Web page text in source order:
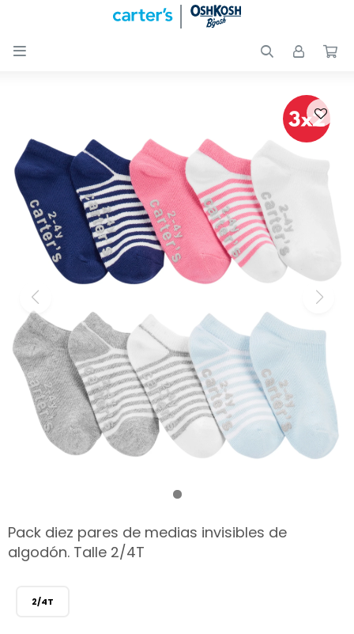

Pack diez pares de medias invisibles de
algodón. Talle 2/4T
2/4T
Nuevos
Bebés
Peques
Calzado
Club
Carter
OUTLET
Skip-
hop